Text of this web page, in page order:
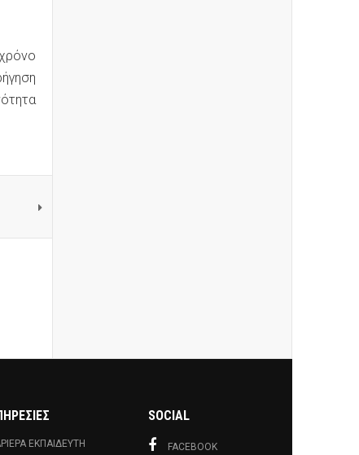
ΕΚΠΑΙΔΕΥΤΉ
SOCIAL
FACEBOOK